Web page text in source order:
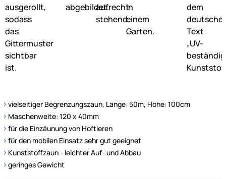
vielseitiger Begrenzungszaun, Länge: 50m, Höhe: 100cm
Maschenweite: 120 x 40mm
für die Einzäunung von Hoftieren
für den mobilen Einsatz sehr gut geeignet
Kunststoffzaun - leichter Auf- und Abbau
geringes Gewicht